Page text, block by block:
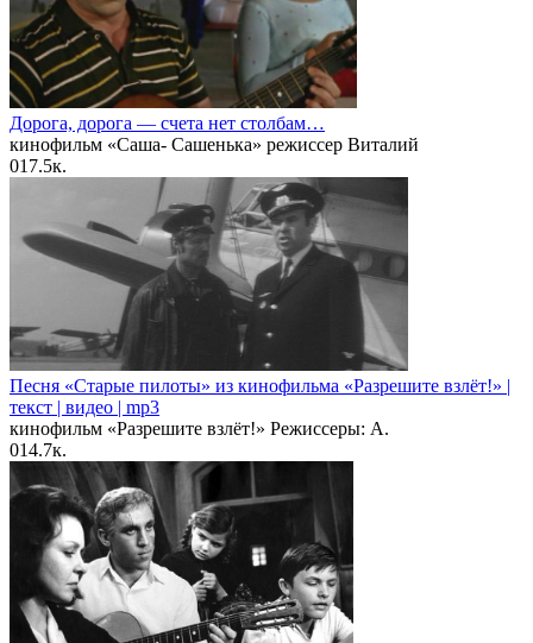
Дорога, дорога — счета нет столбам…
кинофильм «Саша- Сашенька» режиссер Виталий
017.5к.
Песня «Старые пилоты» из кинофильма «Разрешите взлёт!» |
текст | видео | mp3
кинофильм «Разрешите взлёт!» Режиссеры: А.
014.7к.